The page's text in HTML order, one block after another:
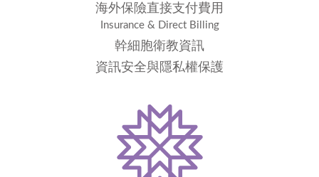
海外保險直接支付費用
Insurance & Direct Billing
幹細胞衛教資訊
資訊安全與隱私權保護